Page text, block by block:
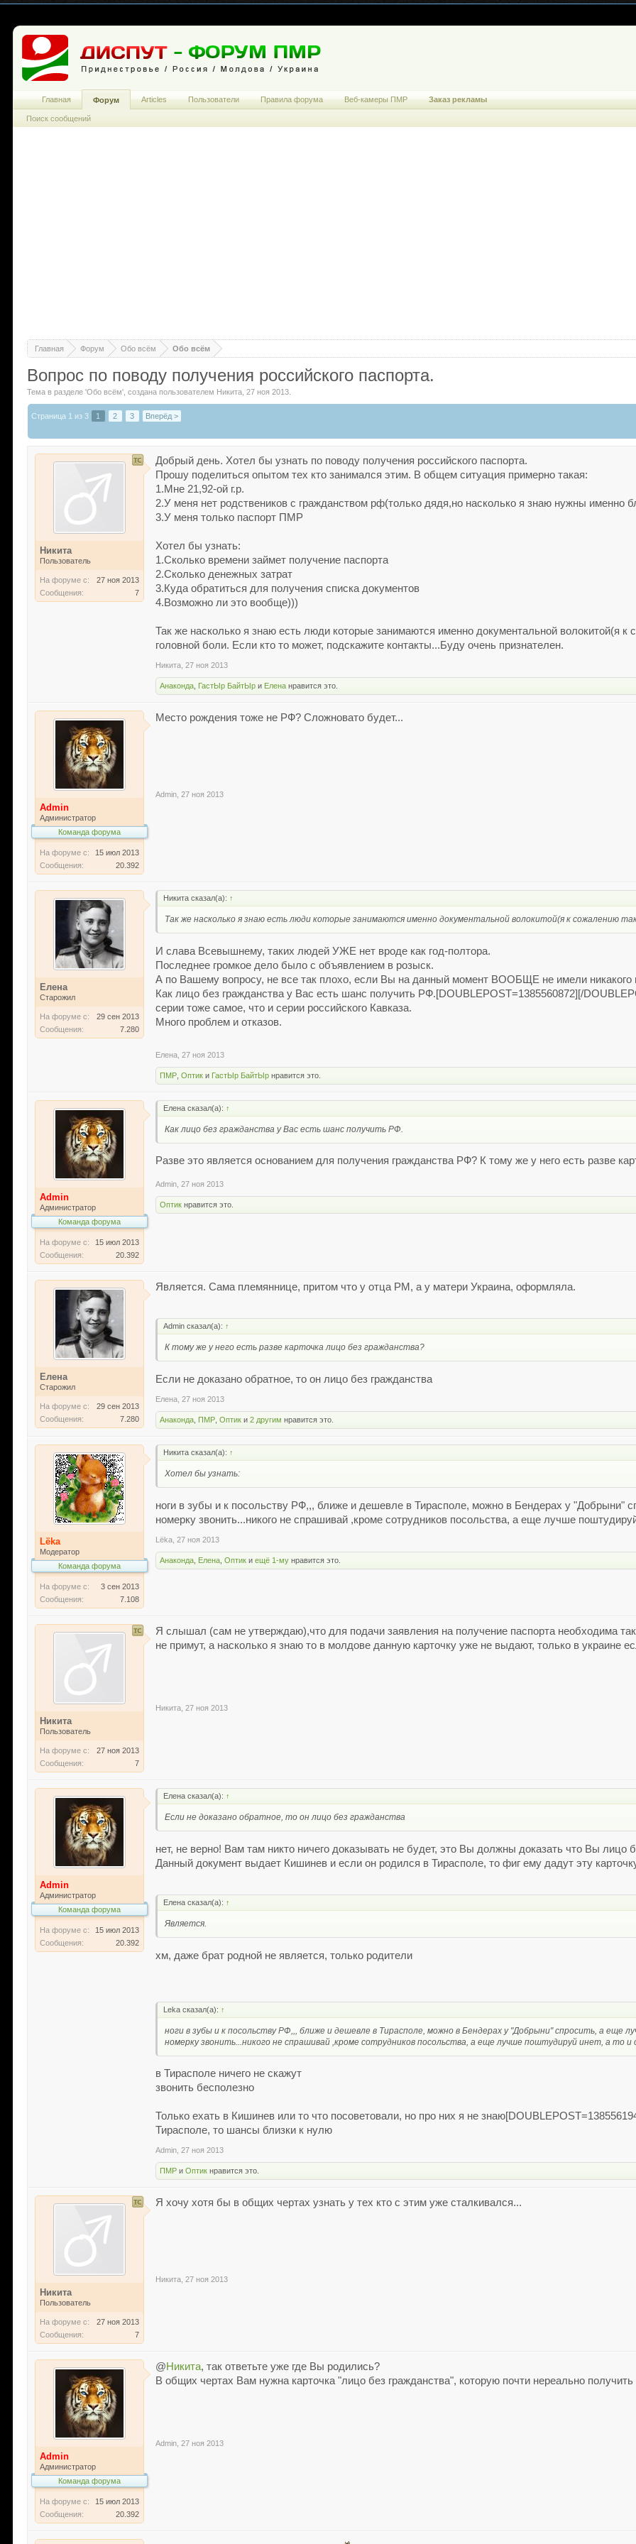
Главная Форум Обо всём Обо всём
Вопрос по поводу получения российского паспорта.
Тема в разделе 'Обо всём' , создана пользователем Никита ,27 ноя 2013
Страница 1 из 3 1 2 3 Вперёд >
Никита
Пользователь
На форуме с:
27 ноя 2013
Сообщения:
7
Добрый день. Хотел бы узнать по поводу получения российского паспорта.
Прошу поделиться опытом тех кто занимался этим. В общем ситуация примерно такая:
1.Мне 21,92-ой г.р.
2.У меня нет родствеников с гражданством рф(только дядя,но насколько я знаю нужны именно
3.У меня только паспорт ПМР
Хотел бы узнать:
1.Сколько времени займет получение паспорта
2.Сколько денежных затрат
3.Куда обратиться для получения списка документов
4.Возможно ли это вообще)))
Так же насколько я знаю есть люди которые занимаются именно документальной волокитой(я к
головной боли. Если кто то может, подскажите контакты...Буду очень признателен.
Никита 27 ноя 2013
Анаконда ГастЫр БайтЫр и Елена нравится это.
Admin
Администратор
Команда форума
На форуме с:
15 июл 2013
Сообщения:
20.392
Место рождения тоже не РФ? Сложновато будет...
Admin 27 ноя 2013
Елена
Старожил
На форуме с:
29 сен 2013
Сообщения:
7.280
Никита сказал(а): ↑
Так же насколько я знаю есть люди которые занимаются именно документальной волокитой(я к сожалению
И слава Всевышнему, таких людей УЖЕ нет вроде как год-полтора.
Последнее громкое дело было с объявлением в розыск.
А по Вашему вопросу, не все так плохо, если Вы на данный момент ВООБЩЕ не имели никакого
Как лицо без гражданства у Вас есть шанс получить РФ.[DOUBLEPOST=1385560872][/
серии тоже самое, что и серии российского Кавказа.
Много проблем и отказов.
Елена 27 ноя 2013
ПМР ,Оптик и ГастЫр БайтЫр нравится это.
Admin
Администратор
Команда форума
На форуме с:
15 июл 2013
Сообщения:
20.392
Елена сказал(а): ↑
Как лицо без гражданства у Вас есть шанс получить РФ.
Разве это является основанием для получения гражданства РФ? К тому же у него есть разве
Admin 27 ноя 2013
Оптик нравится это.
Елена
Старожил
На форуме с:
29 сен 2013
Сообщения:
7.280
Является. Сама племяннице, притом что у отца РМ, а у матери Украина, оформляла.
Admin сказал(а): ↑
К тому же у него есть разве карточка лицо без гражданства?
Если не доказано обратное, то он лицо без гражданства
Елена 27 ноя 2013
Анаконда ПМР ,Оптик и2 другим нравится это.
Lёka
Модератор
Команда форума
На форуме с:
3 сен 2013
Сообщения:
7.108
Никита сказал(а): ↑
Хотел бы узнать:
ноги в зубы и к посольству РФ,,, ближе и дешевле в Тирасполе, можно в Бендерах у "Добрыни"
номерку звонить...никого не спрашивай ,кроме сотрудников посольства, а еще лучше
Lёka 27 ноя 2013
Анаконда Елена ,Оптик иещё 1-му нравится это.
Никита
Пользователь
На форуме с:
27 ноя 2013
Сообщения:
7
Я слышал (сам не утверждаю),что для подачи заявления на получение паспорта необходима
не примут, а насколько я знаю то в молдове данную карточку уже не выдают, только в украине
Никита 27 ноя 2013
Admin
Администратор
Команда форума
На форуме с:
15 июл 2013
Сообщения:
20.392
Елена сказал(а): ↑
Если не доказано обратное, то он лицо без гражданства
нет, не верно! Вам там никто ничего доказывать не будет, это Вы должны доказать что Вы лицо
Данный документ выдает Кишинев и если он родился в Тирасполе, то фиг ему дадут эту
Елена сказал(а): ↑
Является.
хм, даже брат родной не является, только родители
Leka сказал(а): ↑
ноги в зубы и к посольству РФ,,, ближе и дешевле в Тирасполе, можно в Бендерах у "Добрыни" спросить, а еще
номерку звонить...никого не спрашивай ,кроме сотрудников посольства, а еще лучше поштудируй инет, а то и
в Тирасполе ничего не скажут
звонить бесполезно
Только ехать в Кишинев или то что посоветовали, но про них я не
Тирасполе, то шансы близки к нулю
Admin 27 ноя 2013
ПМР иОптик нравится это.
Никита
Пользователь
На форуме с:
27 ноя 2013
Сообщения:
7
Я хочу хотя бы в общих чертах узнать у тех кто с этим уже сталкивался...
Никита 27 ноя 2013
Admin
Администратор
Команда форума
На форуме с:
15 июл 2013
Сообщения:
20.392
@Никита, так ответьте уже где Вы родились?
В общих чертах Вам нужна карточка "лицо без гражданства", которую почти нереально получить
Admin 27 ноя 2013
Главная Форум
Поиск сообщений
Articles Пользователи Правила форума Веб-камеры ПМР Заказ рекламы